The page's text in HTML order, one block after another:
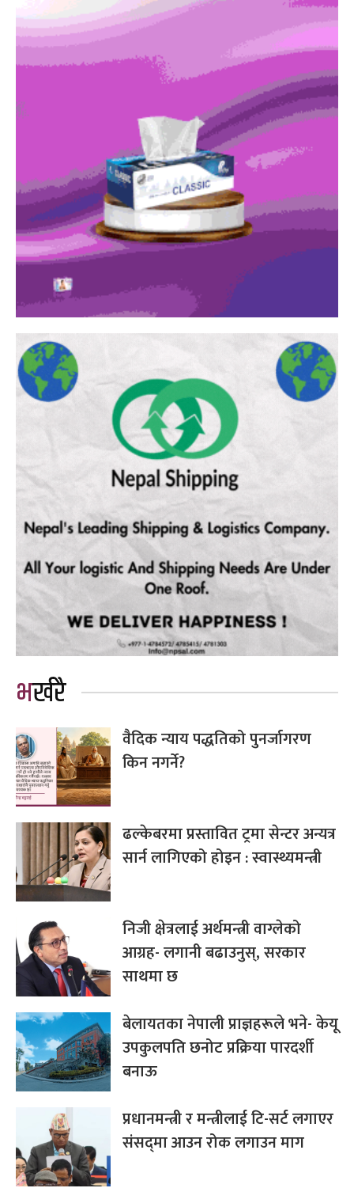
भर्खरै
वैदिक न्याय पद्धतिको पुनर्जागरण
किन नगर्ने?
ढल्केबरमा प्रस्तावित ट्रमा सेन्टर अन्यत्र
सार्न लागिएको होइन : स्वास्थ्यमन्त्री
निजी क्षेत्रलाई अर्थमन्त्री वाग्लेको
आग्रह- लगानी बढाउनुस्, सरकार
साथमा छ
बेलायतका नेपाली प्राज्ञहरूले भने- केयू
उपकुलपति छनोट प्रक्रिया पारदर्शी
बनाऊ
प्रधानमन्त्री र मन्त्रीलाई टि-सर्ट लगाएर
संसद्‌मा आउन रोक लगाउन माग